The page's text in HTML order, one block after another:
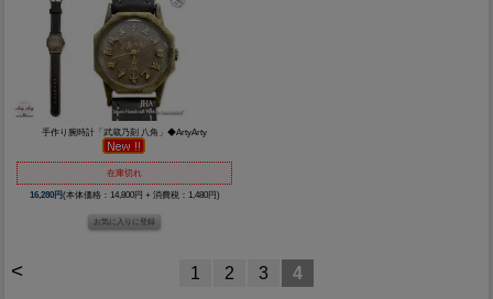
手作り腕時計「武蔵乃刻 八角」◆ArtyArty
在庫切れ
16,280円(本体価格：14,800円 + 消費税：1,480円)
< 1 2 3 4